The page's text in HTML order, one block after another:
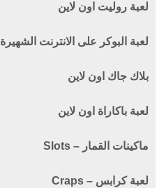
لعبة روليت اون لاين
لعبة البوكر على الانترنت الشهيرة
بلاك جاك اون لاين
لعبة باكاراة اون لاين
ماكينات القمار – Slots
لعبة كرابس – Craps